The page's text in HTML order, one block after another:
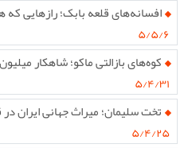
افسانه‌های قلعه بابک؛ رازهایی که
۵/۵/۶
کوه‌های بازالتی ماکو؛ شاهکار
۵/۴/۳۱
تخت سلیمان؛ میراث جهانی ایران
۵/۴/۲۵